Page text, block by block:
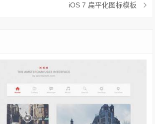
iOS 7 扁平化图标模板